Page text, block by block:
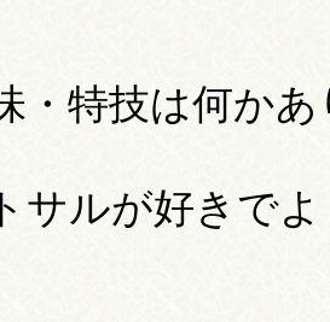
・特技は何か
サルが好きで